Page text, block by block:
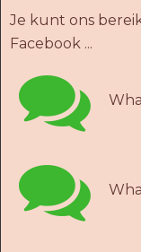
Je kunt ons
Facebook ...

